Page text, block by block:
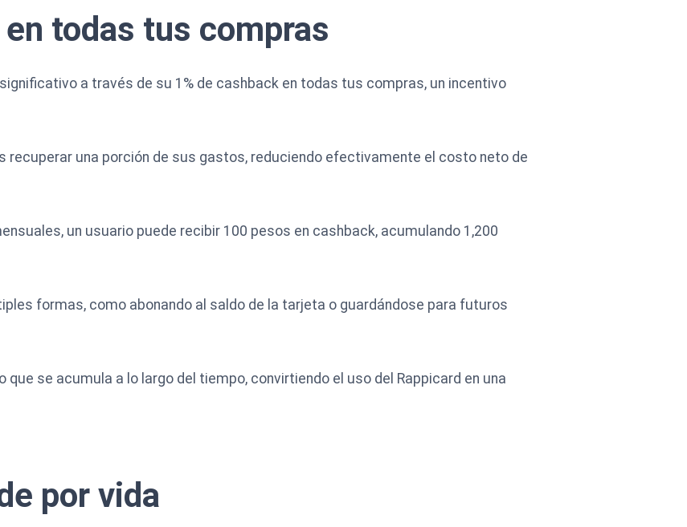
todas tus compras
a través de su 1% de cashback en todas tus compras, un incentivo
recuperar una porción de sus gastos, reduciendo efectivamente el costo neto de
un usuario puede recibir 100 pesos en cashback, acumulando 1,200
formas, como abonando al saldo de la tarjeta o guardándose para futuros
se acumula a lo largo del tiempo, convirtiendo el uso del Rappicard en una
por vida